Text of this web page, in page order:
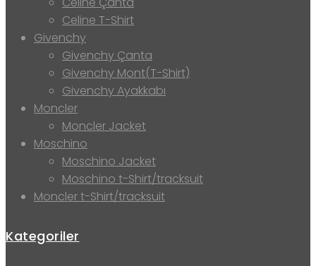
Celine T-Shirt
Givenchy
Givenchy Çanta
Givenchy Mont(T-Shirt)
Givenchy Ayakkabı
Moncler
Moncler Jacket
Moschino
Moschino Jacket
Moschino t-Shirt/tracksuit
Moncler t-Shirt/tracksuit
Kategoriler